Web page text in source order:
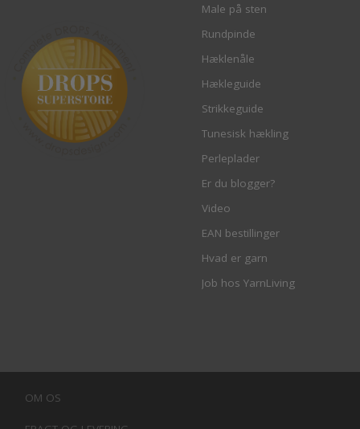
Male på sten
Rundpinde
Hæklenåle
Hækleguide
Strikkeguide
Tunesisk hækling
Perleplader
Er du blogger?
Video
EAN bestillinger
Hvad er garn
Job hos YarnLiving
OM OS